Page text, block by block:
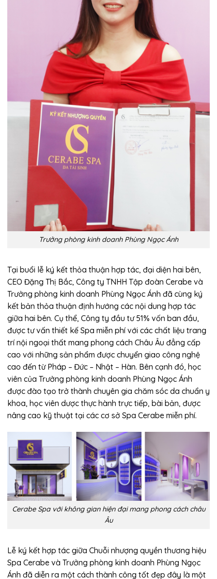
Trưởng phòng kinh doanh Phùng Ngọc Ánh
Tại buổi lễ ký kết thỏa thuận hợp tác, đại diện hai bên,
CEO Đặng Thị Bắc, Công ty TNHH Tập đoàn Cerabe và
Trưởng phòng kinh doanh Phùng Ngọc Ánh đã cùng ký
kết bản thỏa thuận định hướng các nội dung hợp tác
giữa hai bên. Cụ thể, Công ty đầu tư 51% vốn ban đầu,
được tư vấn thiết kế Spa miễn phí với các chất liệu trang
trí nội ngoại thất mang phong cách Châu Âu đẳng cấp
cao với những sản phẩm được chuyển giao công nghệ
cao đến từ Pháp – Đức – Nhật – Hàn. Bên cạnh đó, học
viên của Trưởng phòng kinh doanh Phùng Ngọc Ánh
được đào tạo trở thành chuyên gia chăm sóc da chuẩn y
khoa, học viên dược thực hành trực tiếp, bài bản, được
nâng cao kỹ thuật tại các cơ sở Spa Cerabe miễn phí.
Cerabe Spa với không gian hiện đại mang phong cách châu
Âu
Lễ ký kết hợp tác giữa Chuỗi nhượng quyền thương hiệu
Spa Cerabe và Trưởng phòng kinh doanh Phùng Ngọc
Ánh đã diễn ra một cách thành công tốt đẹp đây là một